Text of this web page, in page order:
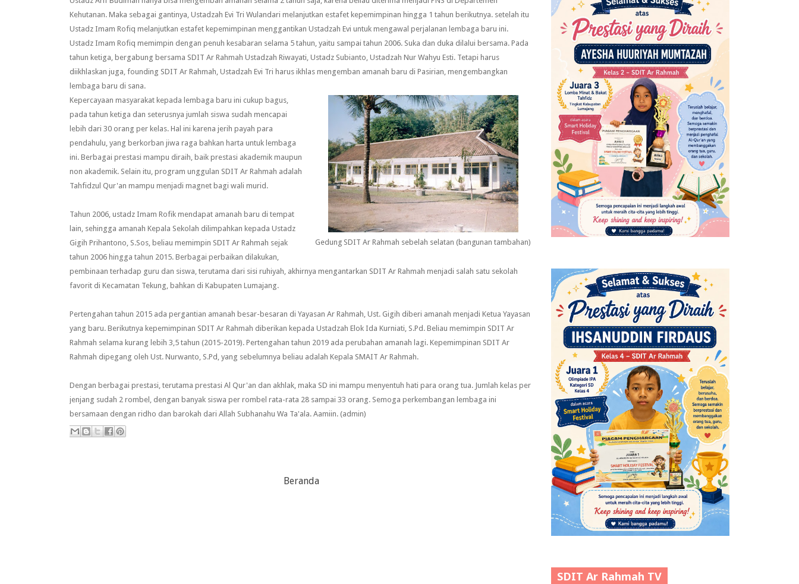
Kehutanan. Maka sebagai gantinya, Ustadzah Evi Tri Wulandari melanjutkan estafet kepemimpinan hingga 1 tahun berikutnya. setelah itu
Ustadz Imam Rofiq melanjutkan estafet kepemimpinan menggantikan Ustadzah Evi untuk mengawal perjalanan lembaga baru ini.
Ustadz Imam Rofiq memimpin dengan penuh kesabaran selama 5 tahun, yaitu sampai tahun 2006. Suka dan duka dilalui bersama. Pada
tahun ketiga, bergabung bersama SDIT Ar Rahmah Ustadzah Riwayati, Ustadz Subianto, Ustadzah Nur Wahyu Esti. Tetapi harus
diikhlaskan juga, founding SDIT Ar Rahmah, Ustadzah Evi Tri harus ikhlas mengemban amanah baru di Pasirian, mengembangkan
lembaga baru di sana.
Gedung SDIT Ar Rahmah sebelah selatan (bangunan tambahan)
Kepercayaan masyarakat kepada lembaga baru ini cukup bagus,
pada tahun ketiga dan seterusnya jumlah siswa sudah mencapai
lebih dari 30 orang per kelas. Hal ini karena jerih payah para
pendahulu, yang berkorban jiwa raga bahkan harta untuk lembaga
ini. Berbagai prestasi mampu diraih, baik prestasi akademik maupun
non akademik. Selain itu, program unggulan SDIT Ar Rahmah adalah
Tahfidzul Qur'an mampu menjadi magnet bagi wali murid.
Tahun 2006, ustadz Imam Rofik mendapat amanah baru di tempat
lain, sehingga amanah Kepala Sekolah dilimpahkan kepada Ustadz
Gigih Prihantono, S.Sos, beliau memimpin SDIT Ar Rahmah sejak
tahun 2006 hingga tahun 2015. Berbagai perbaikan dilakukan,
pembinaan terhadap guru dan siswa, terutama dari sisi ruhiyah, akhirnya mengantarkan SDIT Ar Rahmah menjadi salah satu sekolah
favorit di Kecamatan Tekung, bahkan di Kabupaten Lumajang.
Pertengahan tahun 2015 ada pergantian amanah besar-besaran di Yayasan Ar Rahmah, Ust. Gigih diberi amanah menjadi Ketua Yayasan
yang baru. Berikutnya kepemimpinan SDIT Ar Rahmah diberikan kepada Ustadzah Elok Ida Kurniati, S.Pd. Beliau memimpin SDIT Ar
Rahmah selama kurang lebih 3,5 tahun (2015-2019). Pertengahan tahun 2019 ada perubahan amanah lagi. Kepemimpinan SDIT Ar
Rahmah dipegang oleh Ust. Nurwanto, S.Pd, yang sebelumnya beliau adalah Kepala SMAIT Ar Rahmah.
Dengan berbagai prestasi, terutama prestasi Al Qur'an dan akhlak, maka SD ini mampu menyentuh hati para orang tua. Jumlah kelas per
jenjang sudah 2 rombel, dengan banyak siswa per rombel rata-rata 28 sampai 33 orang. Semoga perkembangan lembaga ini
bersamaan dengan ridho dan barokah dari Allah Subhanahu Wa Ta'ala. Aamiin. (admin)
Beranda
SDIT Ar Rahmah TV